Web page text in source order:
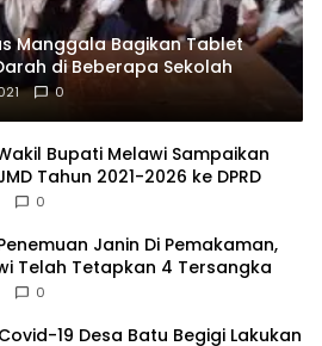
Manggala Bagikan Tablet
di Beberapa Sekolah
0
Bupati Melawi Sampaikan
Tahun 2021-2026 ke DPRD
0
Janin Di Pemakaman,
Telah Tetapkan 4 Tersangka
0
19 Desa Batu Begigi Lakukan